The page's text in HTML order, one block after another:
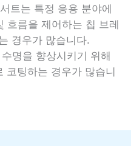
트는 특정 응용 분야에
흐름을 제어하는 칩 브레
경우가 많습니다.
명을 향상시키기 위해
팅하는 경우가 많습니